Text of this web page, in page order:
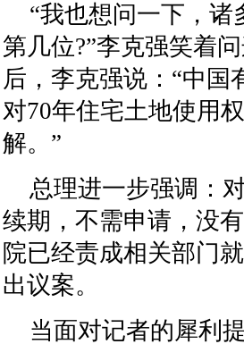
“我也想问一下，
第几位?”李克强笑着
后，李克强说：“中
对70年住宅土地使用
解。”
总理进一步强调：
续期，不需申请，没
院已经责成相关部门
出议案。
当面对记者的犀利